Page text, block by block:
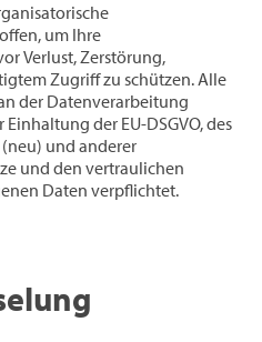
um Ihre
Verlust, Zerstörung,
Zugriff zu schützen. Alle
der Datenverarbeitung
der EU-DSGVO, des
und anderer
und den vertraulichen
Daten verpflichtet.